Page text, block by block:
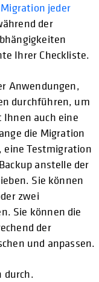
Migration jeder
der
Ihrer Checkliste.
Anwendungen,
durchführen, um
Ihnen auch eine
die Migration
eine Testmigration
anstelle der
Sie können
zwei
Sie können die
der
und anpassen.
durch.